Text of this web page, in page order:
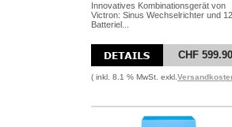
Innovatives Kombinationsgerät von
Victron: Sinus Wechselrichter und
Batteriel...
CHF 599.90
( inkl. 8.1 % MwSt. exkl.